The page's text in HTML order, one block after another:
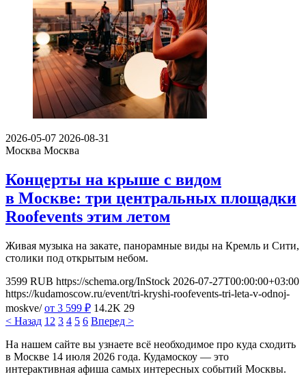
2026-05-07 2026-08-31
Москва Москва
Концерты на крыше с видом
в Москве: три центральных площадки
Roofevents этим летом
Живая музыка на закате, панорамные виды на Кремль и Сити,
столики под открытым небом.
3599 RUB https://schema.org/InStock 2026-07-27T00:00:00+03:00
https://kudamoscow.ru/event/tri-kryshi-roofevents-tri-leta-v-odnoj-
moskve/ от 3 599 ₽ 14.2K 29
< Назад 1 2 3 4 5 6 Вперед >
На нашем сайте вы узнаете всё необходимое про куда сходить
в Москве 14 июля 2026 года. Кудамоскоу — это
интерактивная афиша самых интересных событий Москвы.